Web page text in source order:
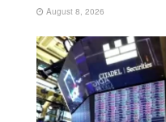
August 8, 2026